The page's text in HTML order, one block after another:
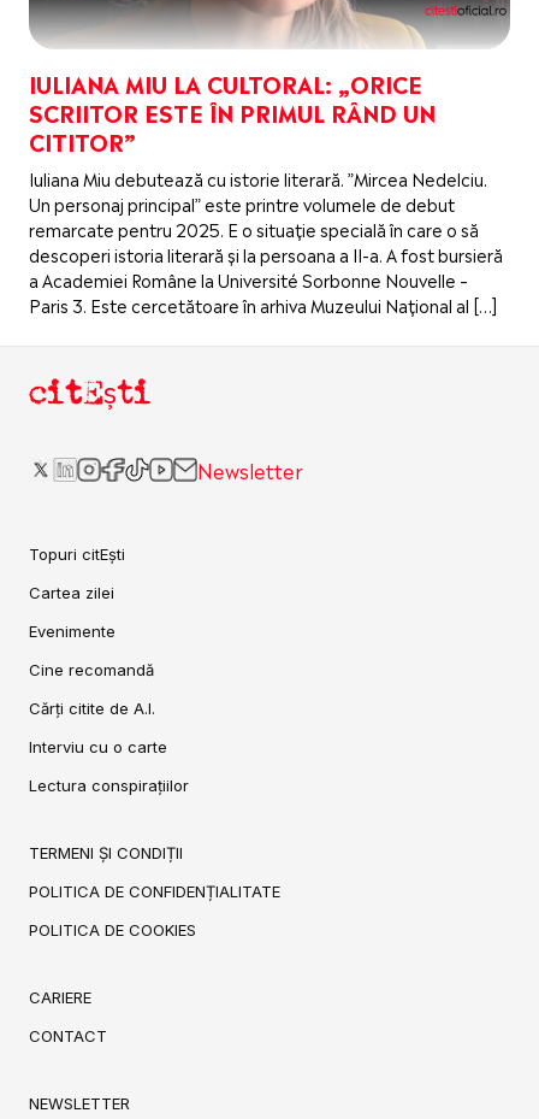
IULIANA MIU LA CULTORAL: „ORICE
SCRIITOR ESTE ÎN PRIMUL RÂND UN
CITITOR”
Iuliana Miu debutează cu istorie literară. ”Mircea Nedelciu.
Un personaj principal” este printre volumele de debut
remarcate pentru 2025. E o situație specială în care o să
descoperi istoria literară și la persoana a II-a. A fost bursieră
a Academiei Române la Université Sorbonne Nouvelle –
Paris 3. Este cercetătoare în arhiva Muzeului Național al […]
citEști
Newsletter
Topuri citEști
Cartea zilei
Evenimente
Cine recomandă
Cărți citite de A.I.
Interviu cu o carte
Lectura conspirațiilor
TERMENI ȘI CONDIȚII
POLITICA DE CONFIDENȚIALITATE
POLITICA DE COOKIES
CARIERE
CONTACT
NEWSLETTER